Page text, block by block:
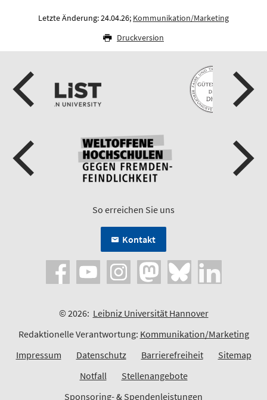
Letzte Änderung: 24.04.26; Kommunikation/Marketing
Druckversion
So erreichen Sie uns
Kontakt
© 2026: Leibniz Universität Hannover
Redaktionelle Verantwortung: Kommunikation/Marketing
Impressum
Datenschutz Barrierefreiheit
Sitemap
Notfall
Stellenangebote
Sponsoring- & Spendenleistungen